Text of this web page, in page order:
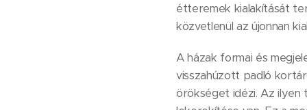
étteremek kialakítását
közvetlenül az újonnan
A házak formai és
visszahúzott padló
örökséget idézi. Az ilyen